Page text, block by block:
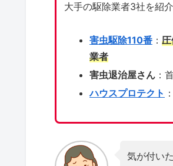
大手の駆除業者3社を紹介
害虫駆除110番：
業者
害虫退治屋さん：
ハウスプロテクト
気が付い